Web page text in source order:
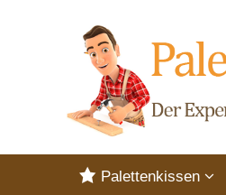
Palettenkissen